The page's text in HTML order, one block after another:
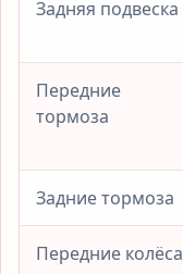
Задняя подвеска
Передние
тормоза
Задние тормоза
Передние колёса